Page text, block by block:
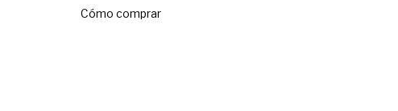
Cómo comprar